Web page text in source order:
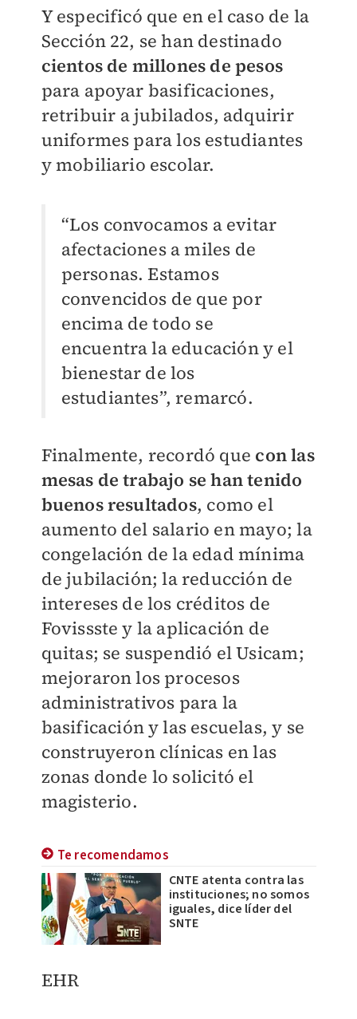
Y especificó que en el caso de la
Sección 22, se han destinado
cientos de millones de pesos
para apoyar basificaciones,
retribuir a jubilados, adquirir
uniformes para los estudiantes
y mobiliario escolar.
“Los convocamos a evitar
afectaciones a miles de
personas. Estamos
convencidos de que por
encima de todo se
encuentra la educación y el
bienestar de los
estudiantes”, remarcó.
Finalmente, recordó que con las
mesas de trabajo se han tenido
buenos resultados, como el
aumento del salario en mayo; la
congelación de la edad mínima
de jubilación; la reducción de
intereses de los créditos de
Fovissste y la aplicación de
quitas; se suspendió el Usicam;
mejoraron los procesos
administrativos para la
basificación y las escuelas, y se
construyeron clínicas en las
zonas donde lo solicitó el
magisterio.
Te recomendamos
CNTE atenta contra las
instituciones; no somos
iguales, dice líder del
SNTE
EHR